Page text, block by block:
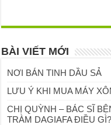
BÀI VIẾT MỚI
NƠI BÁN TINH DẦU SẢ
LƯU Ý KHI MUA MÁY
CHỊ QUỲNH – BÁC SĨ
TRÀM DAGIAFA ĐIỀU GÌ?